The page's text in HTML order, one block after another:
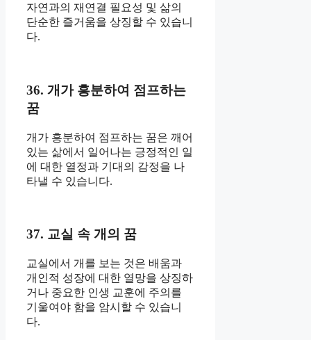
자연과의 재연결 필요성 및 삶의
단순한 즐거움을 상징할 수 있습니
다.
36. 개가 흥분하여 점프하는
꿈
개가 흥분하여 점프하는 꿈은 깨어
있는 삶에서 일어나는 긍정적인 일
에 대한 열정과 기대의 감정을 나
타낼 수 있습니다.
37. 교실 속 개의 꿈
교실에서 개를 보는 것은 배움과
개인적 성장에 대한 열망을 상징하
거나 중요한 인생 교훈에 주의를
기울여야 함을 암시할 수 있습니
다.